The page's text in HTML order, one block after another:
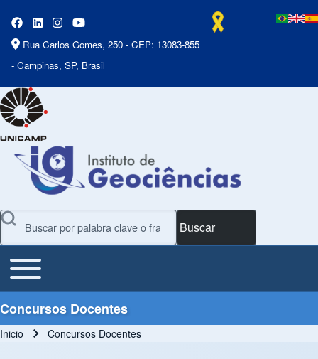
Rua Carlos Gomes, 250 - CEP: 13083-855
- Campinas, SP, Brasil
Buscar
Main Menu
Toggle main menu
Concursos Docentes
Inicio Concursos Docentes